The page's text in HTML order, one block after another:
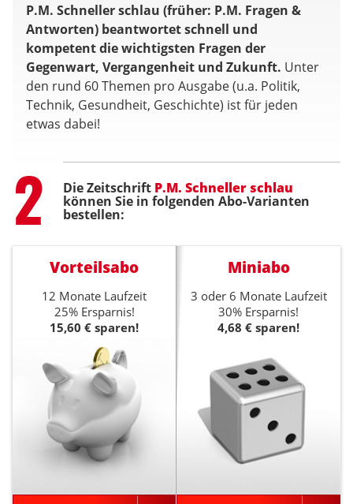
P.M. Schneller schlau (früher: P.M. Fragen &
Antworten) beantwortet schnell und
kompetent die wichtigsten Fragen der
Gegenwart, Vergangenheit und Zukunft. Unter
den rund 60 Themen pro Ausgabe (u.a. Politik,
Technik, Gesundheit, Geschichte) ist für jeden
etwas dabei!
Step
2 Die Zeitschrift P.M. Schneller schlau
können Sie in folgenden Abo-Varianten
bestellen:
Vorteilsabo
12 Monate Laufzeit
25% Ersparnis!
15,60 € sparen!
Miniabo
3 oder 6 Monate Laufzeit
30% Ersparnis!
4,68 € sparen!